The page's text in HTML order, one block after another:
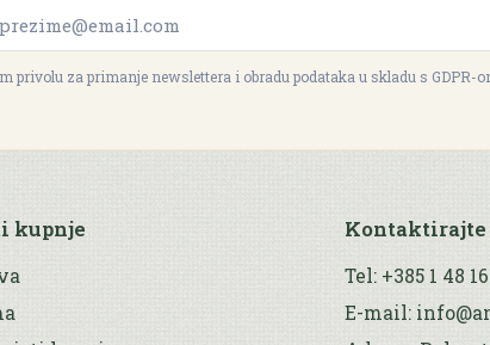
privolu za primanje newslettera i obradu podataka u skladu s GDPR-
kupnje Kontaktirajte
Tel: +385 1 48
E-mail: